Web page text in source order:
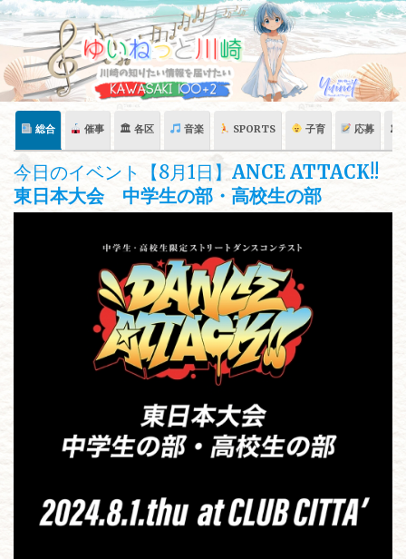
Skip
content
総合 催事 🏛 各区 音楽 SPORTS 子育 応募 🏛
今日のイベント【8月1日】 ANCE ATTACK!!
東日本大会 中学生の部・高校生の部